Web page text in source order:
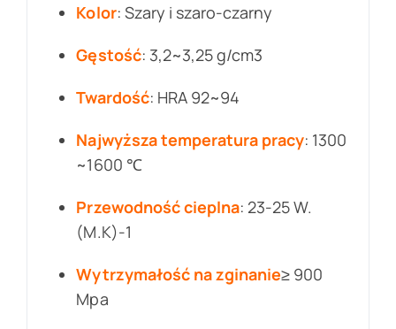
Kolor: Szary i szaro-czarny
Gęstość: 3,2~3,25 g/cm3
Twardość: HRA 92~94
Najwyższa temperatura pracy: 1300
~1600 ℃
Przewodność cieplna: 23-25 W.
(M.K)-1
Wytrzymałość na zginanie≥ 900
Mpa